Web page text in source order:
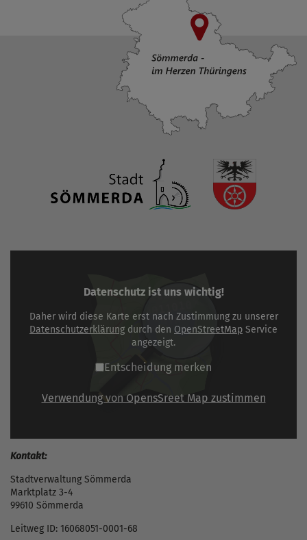
Datenschutz ist uns wichtig!
Daher wird diese Karte erst nach Zustimmung zu unserer
Datenschutzerklärung durch den OpenStreetMap Service
angezeigt.
Entscheidung merken
Verwendung von OpensSreet Map zustimmen
Kontakt:
Stadtverwaltung Sömmerda
Marktplatz 3-4
99610 Sömmerda
Leitweg ID: 16068051-0001-68